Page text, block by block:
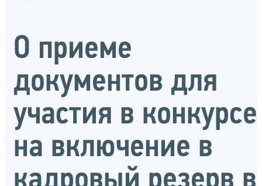
О приеме
документов для
участия в конкурсе
на включение в